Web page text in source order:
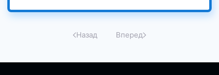
Назад Вперед